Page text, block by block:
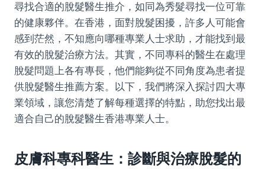
尋找合適的脫髮醫生推介，如同為秀髮尋找一位可靠
的健康夥伴。在香港，面對脫髮困擾，許多人可能會
感到茫然，不知應向哪種專業人士求助，才能找到最
有效的脫髮治療方法。其實，不同專科的醫生在處理
脫髮問題上各有專長，他們能夠從不同角度為患者提
供脫髮醫生推薦方案。以下，我們將深入探討四大專
業領域，讓您清楚了解每種選擇的特點，助您找出最
適合自己的脫髮醫生香港專業人士。
皮膚科專科醫生：診斷與治療脫髮的